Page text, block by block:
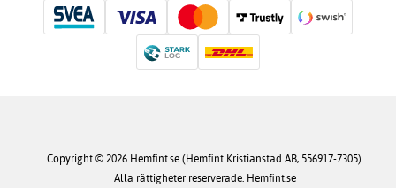
Copyright © 2026 Hemfint.se (Hemfint Kristianstad AB, 556917-7305).
Alla rättigheter reserverade. Hemfint.se